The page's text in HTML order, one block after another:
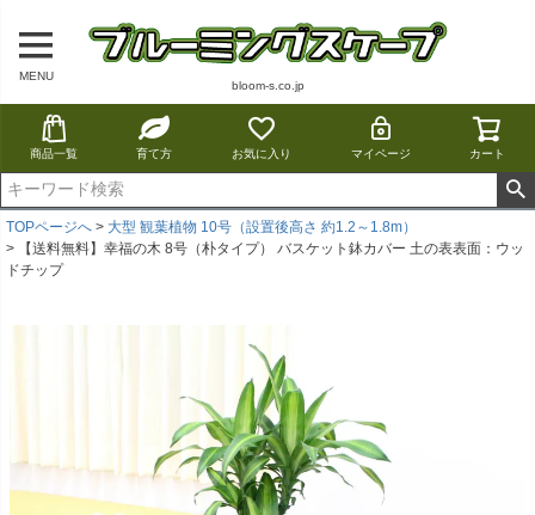
MENU
bloom-s.co.jp
商品一覧 育て方 お気に入り マイページ カート
TOPページへ
大型 観葉植物 10号（設置後高さ 約1.2～1.8m）
【送料無料】幸福の木 8号（朴タイプ） バスケット鉢カバー 土の表表面：ウッ
ドチップ